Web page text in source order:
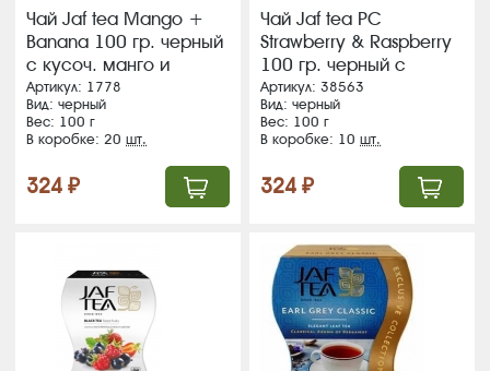
Чай Jaf tea Mango +
Banana 100 гр. черный
с кусоч. манго и
банана, картон (20)
Артикул: 1778
Вид: черный
Вес: 100 г
В коробке: 20шт.
324 ₽
Чай Jaf tea PC
Strawberry & Raspberry
100 гр. черный с
аром.клубники и
малина, картон (10)
(216) ВЛОЖЕНИЕ!!!!
Артикул: 38563
Вид: черный
Вес: 100 г
В коробке: 10шт.
324 ₽